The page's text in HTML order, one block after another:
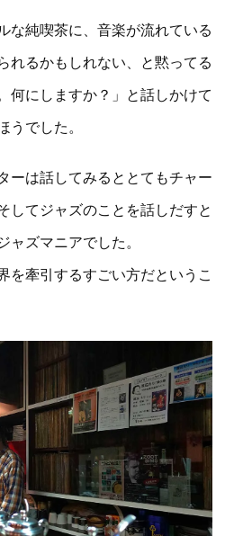
な純喫茶に、音楽が流れている
れるかもしれない、と黙ってる
何にしますか？」と話しかけて
うでした。
ーは話してみるととてもチャー
してジャズのことを話しだすと
ャズマニアでした。
を牽引するすごい方だというこ